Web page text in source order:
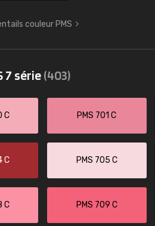
couleur PMS
7 série(403)
C PMS 701 C
C PMS 705 C
C PMS 709 C